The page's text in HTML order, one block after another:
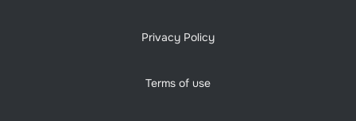
Privacy Policy
Terms of use